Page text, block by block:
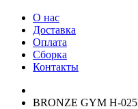
О нас
Доставка
Оплата
Сборка
Контакты
BRONZE GYM H-